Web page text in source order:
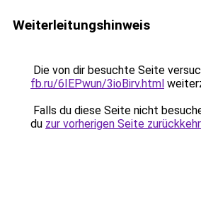
Weiterleitungshinweis
Die von dir besuchte Seite
fb.ru/6IEPwun/3ioBirv.html
Falls du diese Seite nicht
du zur vorherigen Seite